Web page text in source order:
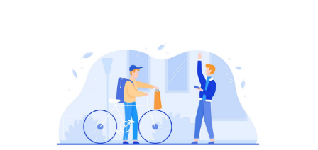
En savoir plus